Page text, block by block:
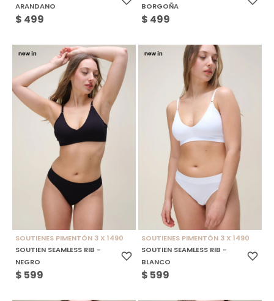
ARANDANO
$ 499
BORGOÑA
$ 499
SOUTIENES PIMENTÓN 3 X 1490
SOUTIEN SEAMLESS RIB -
NEGRO
$ 599
SOUTIENES PIMENTÓN 3 X 1490
SOUTIEN SEAMLESS RIB -
BLANCO
$ 599